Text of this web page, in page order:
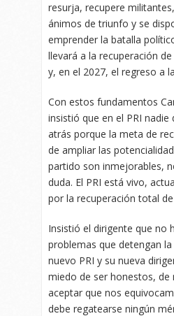
resurja, recupere
ánimos de triunfo y se
emprender la batalla
llevará a la recuperación
y, en el 2027, el regreso a
Con estos fundamentos
insistió que en el PRI nadie
atrás porque la meta de
de ampliar las
partido son inmejorables,
duda. El PRI está vivo,
por la recuperación total
Insistió el dirigente que no
problemas que detengan
nuevo PRI y su nueva
miedo de ser honestos,
aceptar que nos
debe regatearse ningún